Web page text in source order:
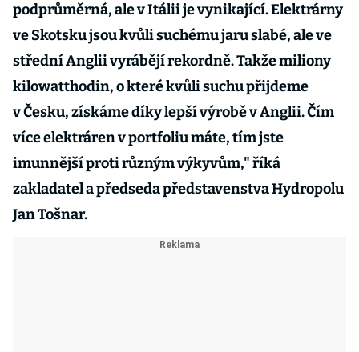
podprůměrná, ale v Itálii je vynikající. Elektrárny
ve Skotsku jsou kvůli suchému jaru slabé, ale ve
střední Anglii vyrábějí rekordně. Takže miliony
kilowatthodin, o které kvůli suchu přijdeme
v Česku, získáme díky lepší výrobě v Anglii. Čím
více elektráren v portfoliu máte, tím jste
imunnější proti různým výkyvům," říká
zakladatel a předseda představenstva Hydropolu
Jan Tošnar.